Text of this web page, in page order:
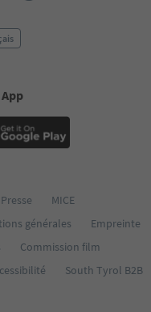
Presse
MICE
générales
Empreinte
Commission film
South Tyrol B2B